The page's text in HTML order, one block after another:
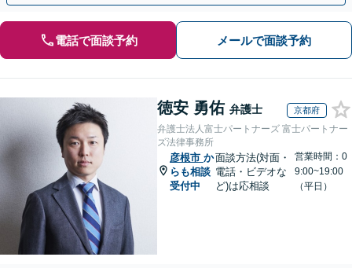
電話で面談予約 メールで面談予約
徳安 勇佑 弁護士 京都府
弁護士法人富士パートナーズ 富士パートナー
ズ法律事務所
彦根市 か
らも相談
受付中
面談方法(対面・
電話・ビデオな
ど)は応相談
営業時間：0
9:00~19:00
（平日）